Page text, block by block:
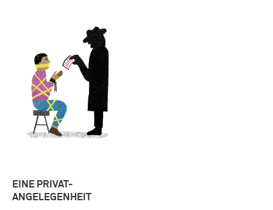
EINE PRIVAT-
ANGELEGENHEIT